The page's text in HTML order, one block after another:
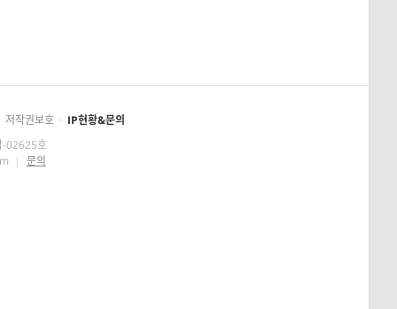
저작권보호 · IP현황&문의
-02625호
| 문의